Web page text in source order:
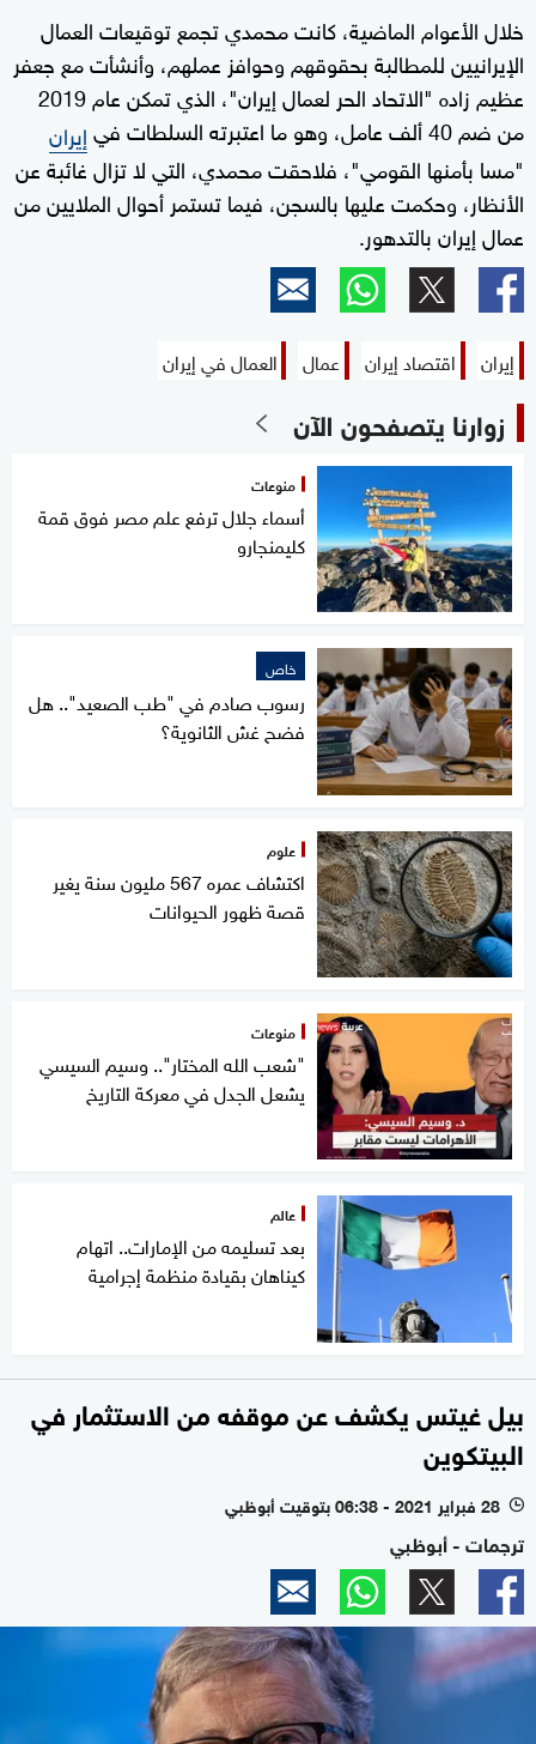
خلال الأعوام الماضية، كانت محمدي تجمع توقيعات العمال
الإيرانيين للمطالبة بحقوقهم وحوافز عملهم، وأنشأت مع جعفر
عظيم زاده "الاتحاد الحر لعمال إيران"، الذي تمكن عام 2019
من ضم 40 ألف عامل، وهو ما اعتبرته السلطات في
إيران
"مسا بأمنها القومي"، فلاحقت محمدي، التي لا تزال غائبة عن
الأنظار، وحكمت عليها بالسجن، فيما تستمر أحوال الملايين من
عمال إيران بالتدهور.
إيران اقتصاد إيران عمال العمال في إيران
زوارنا يتصفحون الآن
منوعات
أسماء جلال ترفع علم مصر فوق قمة
كليمنجارو
خاص
رسوب صادم في "طب الصعيد".. هل
فضح غش الثانوية؟
علوم
اكتشاف عمره 567 مليون سنة يغير
قصة ظهور الحيوانات
منوعات
"شعب الله المختار".. وسيم السيسي
يشعل الجدل في معركة التاريخ
عالم
بعد تسليمه من الإمارات.. اتهام
كيناهان بقيادة منظمة إجرامية
بيل غيتس يكشف عن موقفه من الاستثمار في
البيتكوين
l 28 فبراير 2021 - 06:38 بتوقيت أبوظبي
ترجمات - أبوظبي